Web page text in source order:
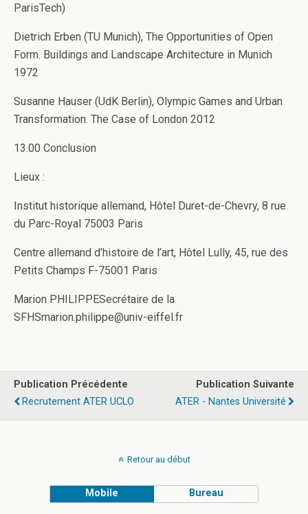
ParisTech)
Dietrich Erben (TU Munich), The Opportunities of Open
Form. Buildings and Landscape Architecture in Munich
1972
Susanne Hauser (UdK Berlin), Olympic Games and Urban
Transformation. The Case of London 2012
13.00 Conclusion
Lieux :
Institut historique allemand, Hôtel Duret-de-Chevry, 8 rue
du Parc-Royal 75003 Paris
Centre allemand d’histoire de l’art, Hôtel Lully, 45, rue des
Petits Champs F-75001 Paris
Marion PHILIPPESecrétaire de la
SFHSmarion.philippe@univ-eiffel.fr
Publication Précédente
Recrutement ATER UCLO
Publication Suivante
ATER - Nantes Université
Retour au début
Mobile Bureau